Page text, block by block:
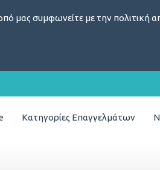
μας συμφωνείτε με την πολιτική
Κατηγορίες Επαγγελμάτων